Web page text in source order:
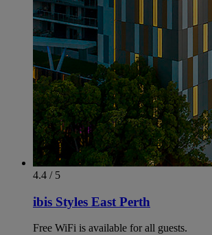
4.4 / 5
ibis Styles East Perth
Free WiFi is available for all guests.